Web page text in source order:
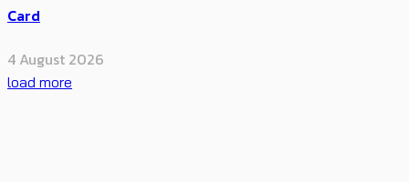
Card
4 August 2026
load more